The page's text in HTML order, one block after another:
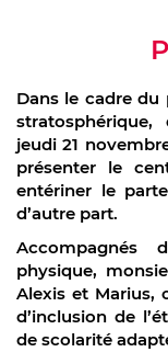
Dans le cadre
stratosphérique,
jeudi 21
présenter le
entériner le
d’autre part.
Accompagnés
physique,
Alexis et Marius,
d’inclusion de
de scolarité